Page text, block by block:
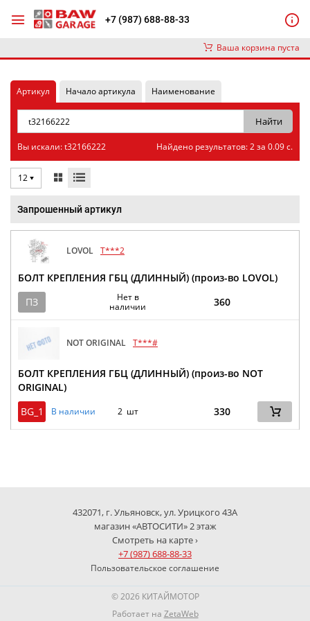
+7 (987) 688-88-33
Ваша корзина пуста
Артикул Начало артикула Наименование
Вы искали: t32166222 Найдено результатов: 2 за 0.09 с.
12
Запрошенный артикул
LOVOL T***2
БОЛТ КРЕПЛЕНИЯ ГБЦ (ДЛИННЫЙ) (произ-во LOVOL)
ПЗ
Нет в
наличии
360
NOT ORIGINAL T***#
БОЛТ КРЕПЛЕНИЯ ГБЦ (ДЛИННЫЙ) (произ-во NOT
ORIGINAL)
BG_1
В наличии 2 шт 330
432071, г. Ульяновск, ул. Урицкого 43А
магазин «АВТОСИТИ» 2 этаж
Смотреть на карте ›
+7 (987) 688-88-33
Пользовательское соглашение
© 2026 КИТАЙМОТОР
Работает на ZetaWeb